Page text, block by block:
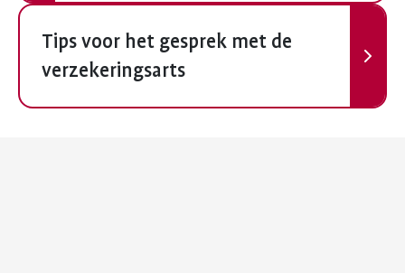
Volgende
Tips voor het gesprek met de
verzekeringsarts